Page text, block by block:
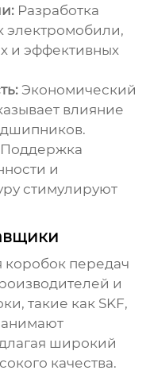
Разработка
электромобили,
и эффективных
Экономический
влияние
.
Поддержка
и
стимулируют
передач
и
такие как SKF,
широкий
качества.